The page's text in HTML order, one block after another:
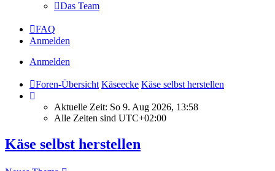
Das Team
FAQ
Anmelden
Anmelden
Foren-Übersicht Käseecke Käse selbst herstellen
Aktuelle Zeit: So 9. Aug 2026, 13:58
Alle Zeiten sind UTC+02:00
Käse selbst herstellen